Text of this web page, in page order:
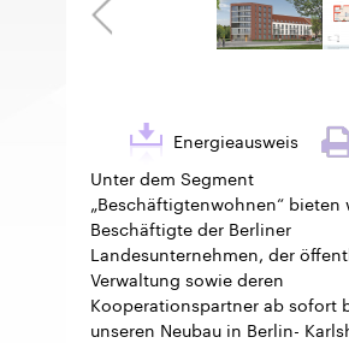
Energieausweis
Unter dem Segment
„Beschäftigtenwohnen“ bieten
Beschäftigte der Berliner
Landesunternehmen, der
Verwaltung sowie deren
Kooperationspartner ab sofort
unseren Neubau in Berlin-